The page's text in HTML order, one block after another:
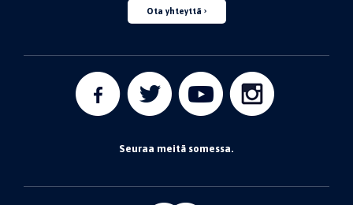
Ota yhteyttä
Seuraa meitä somessa.